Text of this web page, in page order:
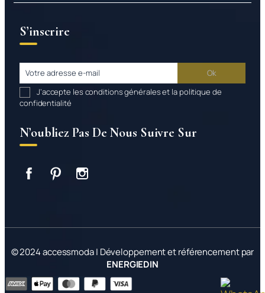
S’inscrire
J’accepte les conditions générales et la politique de
confidentialité
N’oubliez Pas De Nous Suivre Sur
FacebookPinterest
© 2024 accessmoda | Développement et référencement par
ENERGIEDIN